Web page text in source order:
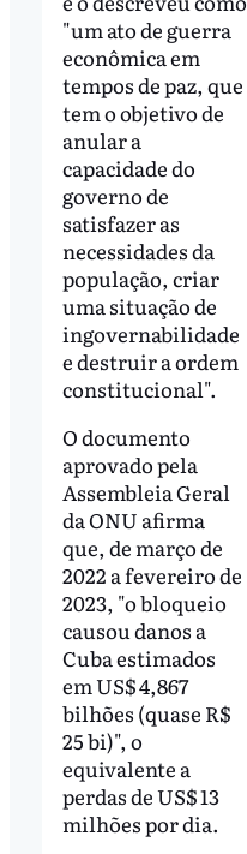
"um ato de guerra
econômica em
tempos de paz, que
tem o objetivo de
anular a
capacidade do
governo de
satisfazer as
necessidades da
população, criar
uma situação de
ingovernabilidade
e destruir a ordem
constitucional".
O documento
aprovado pela
Assembleia Geral
da ONU afirma
que, de março de
2022 a fevereiro de
2023, "o bloqueio
causou danos a
Cuba estimados
em US$ 4,867
bilhões (quase R$
25 bi)", o
equivalente a
perdas de US$ 13
milhões por dia.